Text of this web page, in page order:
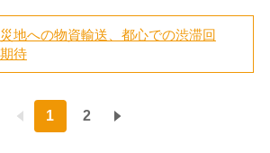
地への物資輸送、都心での渋滞回
待
1 2